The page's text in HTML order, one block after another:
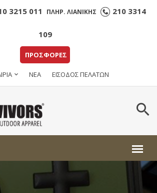
3215 011 ΠΛΗΡ. ΛΙΑΝΙΚΗΣ 210 3314
109
ΠΡΟΣΦΟΡΕΣ
ΝΕΑ ΕΙΣΟΔΟΣ ΠΕΛΑΤΩΝ